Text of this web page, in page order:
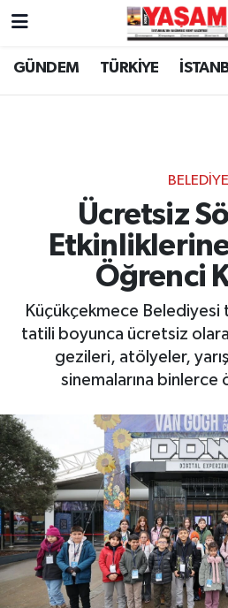
GÜNDEM TÜRKİYE
BELEDİYE
Ücretsiz
Öğrenci
Küçükçekmece Belediyesi
tatili boyunca ücretsiz
gezileri, atölyeler,
sinemalarına binlerce